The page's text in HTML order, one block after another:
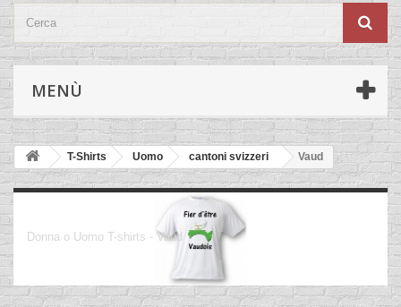
MENÙ
T-Shirts Uomo cantoni svizzeri Vaud
Donna o Uomo T-shirts - Vaud